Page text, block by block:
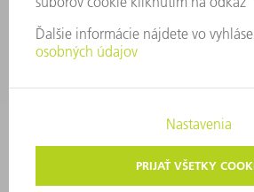
OZNAMOVANIE
AUTORSKÉ PRÁVA A
VOP TRUMPF SLOVAKIA